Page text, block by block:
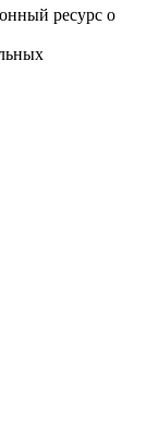
ресурс о